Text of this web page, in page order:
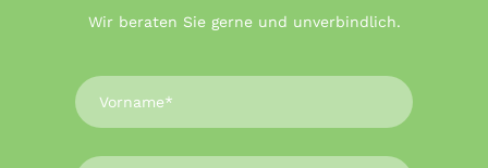
Wir beraten Sie gerne und unverbindlich.